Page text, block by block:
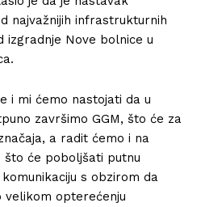
najvažnijih infrastrukturnih
izgradnje Nove bolnice u
i mi ćemo nastojati da u
završimo GGM, što će za
a radit ćemo i na
što će poboljšati putnu
s obzirom da
velikom opterećenju